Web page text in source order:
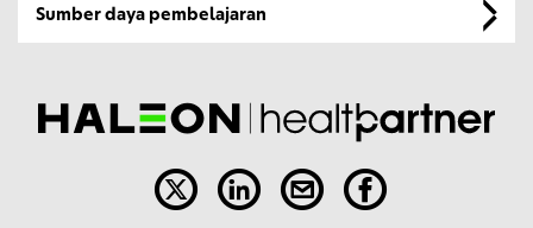
Sumber daya pembelajaran